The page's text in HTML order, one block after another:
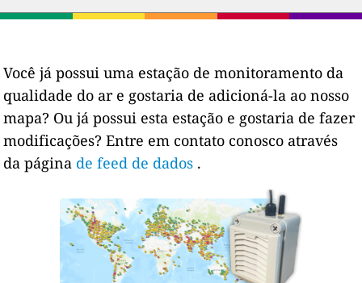
Você já possui uma estação de monitoramento da
qualidade do ar e gostaria de adicioná-la ao nosso
mapa? Ou já possui esta estação e gostaria de fazer
modificações? Entre em contato conosco através
da página de feed de dados .